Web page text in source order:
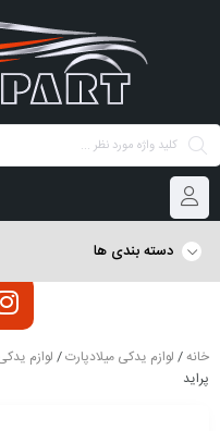
دسته بندی ها
خانه/لوازم یدکی میلادپارت/لوازم یدکی
پراید